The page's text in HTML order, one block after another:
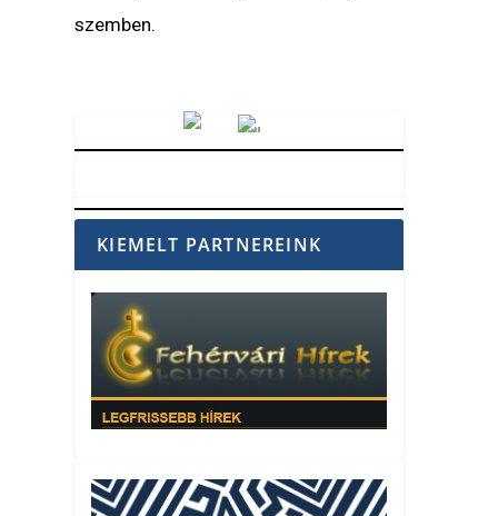
szemben.
KIEMELT PARTNEREINK